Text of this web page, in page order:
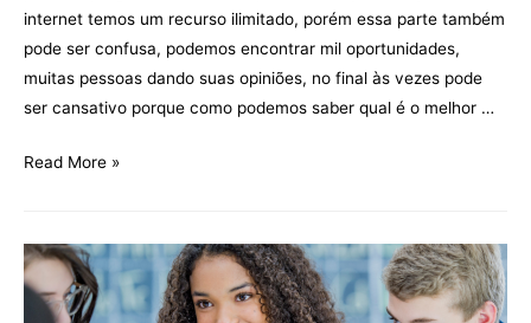
internet temos um recurso ilimitado, porém essa parte também
pode ser confusa, podemos encontrar mil oportunidades,
muitas pessoas dando suas opiniões, no final às vezes pode
ser cansativo porque como podemos saber qual é o melhor …
Por
uma
agência
canadense
Read More »